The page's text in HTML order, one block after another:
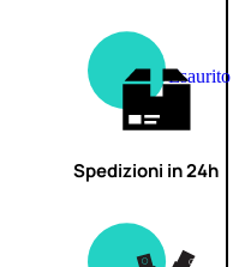
Esaurito
Spedizioni in 24h